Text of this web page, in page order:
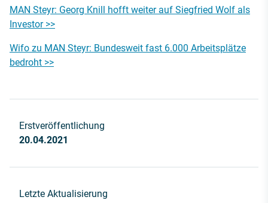
MAN Steyr: Georg Knill hofft weiter auf Siegfried Wolf als
Investor >>
Wifo zu MAN Steyr: Bundesweit fast 6.000 Arbeitsplätze
bedroht >>
Erstveröffentlichung
20.04.2021
Letzte Aktualisierung